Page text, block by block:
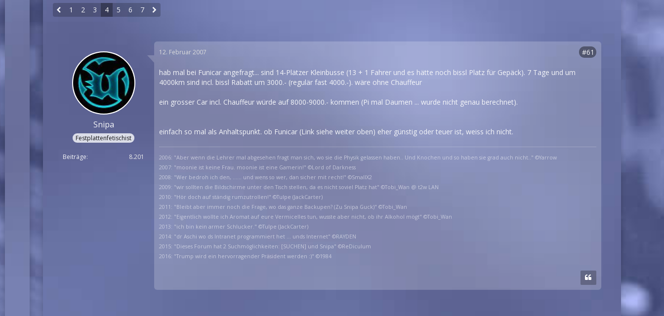
1 2 3 4 5 6 7
Snipa
Festplattenfetischist
Beiträge 8.201
12. Februar 2007 #61
hab mal bei Funicar angefragt... sind 14-Plätzer Kleinbusse (13 + 1 Fahrer und es hätte noch bissl Platz für Gepäck). 7 Tage und um
4000km sind incl. bissl Rabatt um 3000.- (regulär fast 4000.-). wäre ohne Chauffeur
ein grosser Car incl. Chauffeur würde auf 8000-9000.- kommen (Pi mal Daumen ... wurde nicht genau berechnet).
einfach so mal als Anhaltspunkt. ob Funicar (Link siehe weiter oben) eher günstig oder teuer ist, weiss ich nicht.
2006: "Aber wenn die Lehrer mal abgesehen fragt man sich, wo sie die Physik gelassen haben.. Und Knochen und so haben sie grad auch nicht.." ©Yarrow
2007: "moonie ist keine Frau. moonie ist eine Gamerin!" ©Lord of Darkness
2008: "Wer bedroh ich den, ...... und wens so wer, dan sicher mit recht!" ©SmallX2
2009: "wir sollten die Bildschirme unter den Tisch stellen, da es nicht soviel Platz hat" ©Tobi_Wan @ t2w LAN
2010: "Hör doch auf ständig rumzutrollen!" ©Tulpe (JackCarter)
2011: "Bleibt aber immer noch die Frage, wo das ganze Backupen? (Zu Snipa Guck)" ©Tobi_Wan
2012: "Eigentlich wollte ich Aromat auf eure Vermicelles tun, wusste aber nicht, ob ihr Alkohol mögt" ©Tobi_Wan
2013: "ich bin kein armer Schlucker." ©Tulpe (JackCarter)
2014: "dr Aschi wo ds Intranet programmiert het ... unds Internet" ©RAYDEN
2015: "Dieses Forum hat 2 Suchmöglichkeiten: [SUCHEN] und Snipa" ©ReDiculum
2016: "Trump wird ein hervorragender Präsident werden :)" ©1984